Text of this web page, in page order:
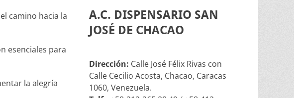
camino hacia la
esenciales para
la alegría
A.C. DISPENSARIO SAN
JOSÉ DE CHACAO
Dirección: Calle José Félix Rivas con
Calle Cecilio Acosta, Chacao, Caracas
1060, Venezuela.